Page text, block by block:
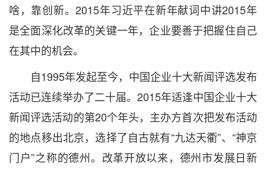
啥，靠创新。2015年习近平在新年献词中讲2015年
是全面深化改革的关键一年，企业要善于把握住自己
在其中的机会。
自1995年发起至今，中国企业十大新闻评选发布
活动已连续举办了二十届。2015年适逢中国企业十大
新闻评选活动的第20个年头，主办方首次把发布活动
的地点移出北京，选择了自古就有“九达天衢”、“神京
门户”之称的德州。改革开放以来，德州市发展日新